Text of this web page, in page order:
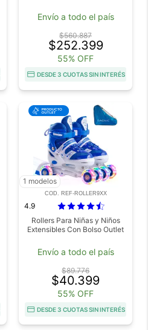
Envío a todo el país
$560.887
$252.399
55% OFF
DESDE 3 CUOTAS SIN INTERÉS
1 modelos
COD. REF-ROLLER9XX
4.9
Rollers Para Niñas y Niños
Extensibles Con Bolso Outlet
Envío a todo el país
$89.776
$40.399
55% OFF
DESDE 3 CUOTAS SIN INTERÉS